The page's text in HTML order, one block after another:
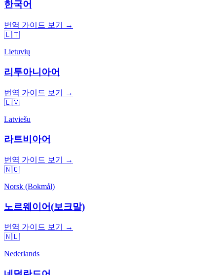
한국어
번역 가이드 보기 →
🇱🇹
Lietuvių
리투아니아어
번역 가이드 보기 →
🇱🇻
Latviešu
라트비아어
번역 가이드 보기 →
🇳🇴
Norsk (Bokmål)
노르웨이어(보크말)
번역 가이드 보기 →
🇳🇱
Nederlands